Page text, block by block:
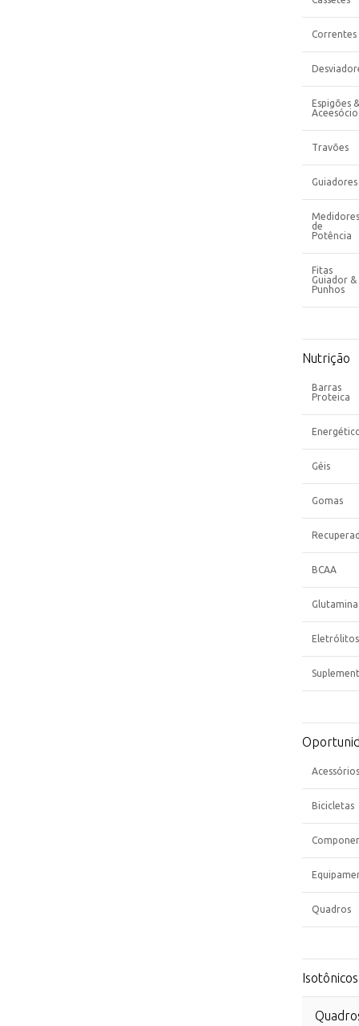
Correntes
Espigões &
Travões
Guiadores
Medidores
de
Potência
Fitas
Guiador &
Punhos
Nutrição
Barras
Proteica
Géis
Gomas
BCAA
Glutamina
Eletrólitos
Acessórios
Bicicletas
Quadros
Isotônicos